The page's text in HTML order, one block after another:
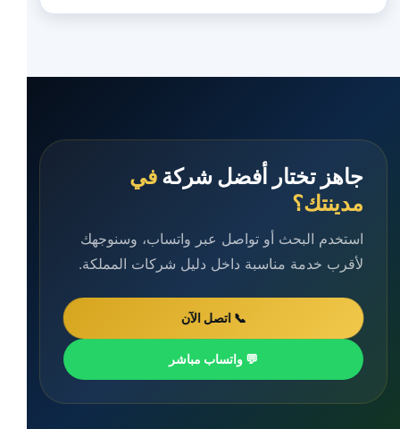
جاهز تختار أفضل شركة في
مدينتك؟
استخدم البحث أو تواصل عبر واتساب، وسنوجهك
لأقرب خدمة مناسبة داخل دليل شركات المملكة.
📞 اتصل الآن
💬 واتساب مباشر